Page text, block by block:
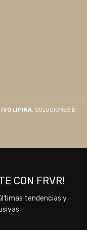
LIPINA. SOLUCIONES E-
CON FRVR!
tendencias y